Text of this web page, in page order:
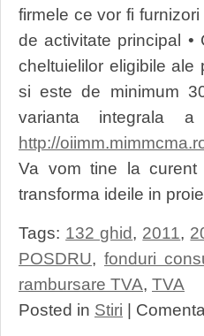
firmele ce vor fi
de activitate principal •
cheltuielilor eligibile ale
si este de minimum
varianta integrala
http://
Va vom tine la
transforma ideile in
Tags: 132 ghid, 2011,
POSDRU, fonduri
rambursare TVA, TVA
Posted in Stiri |